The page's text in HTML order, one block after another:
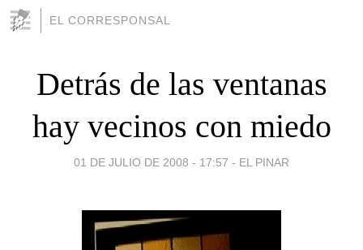
EL CORRESPONSAL
Detrás de las ventanas
hay vecinos con miedo
01 DE JULIO DE 2008 - 17:57 - EL PINAR